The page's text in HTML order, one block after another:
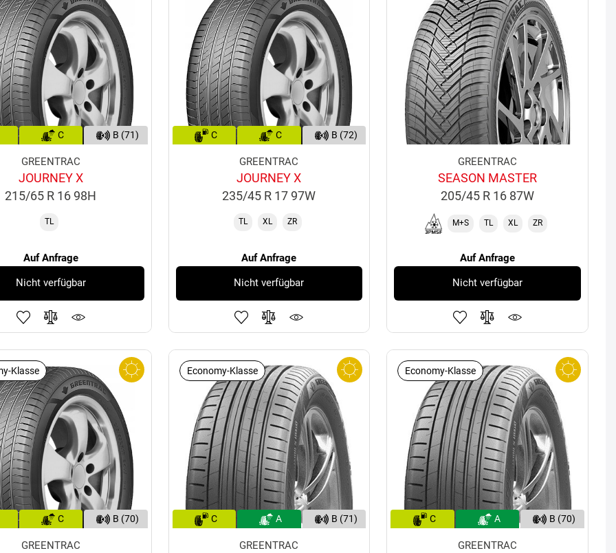
C B (71)
GREENTRAC
JOURNEY X
215/65 R 16 98H
TL
Auf Anfrage
Nicht verfügbar
C C B (72)
GREENTRAC
JOURNEY X
235/45 R 17 97W
TL XL ZR
Auf Anfrage
Nicht verfügbar
GREENTRAC
SEASON MASTER
205/45 R 16 87W
M+S TL XL ZR
Auf Anfrage
Nicht verfügbar
Klasse
C B (70)
GREENTRAC
Economy-Klasse
C A B (71)
GREENTRAC
Economy-Klasse
C A B (70)
GREENTRAC